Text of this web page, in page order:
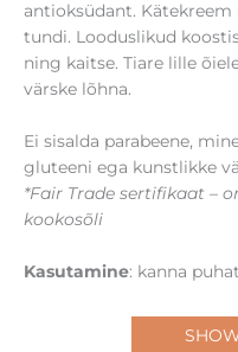
antioksüdant.
tundi. Looduslikud
ning kaitse. Tiare lille
värske lõhna.
Ei sisalda parabeene,
gluteeni ega kunstlikke
*Fair Trade sertifikaat –
kookosõli
Kasutamine: kanna